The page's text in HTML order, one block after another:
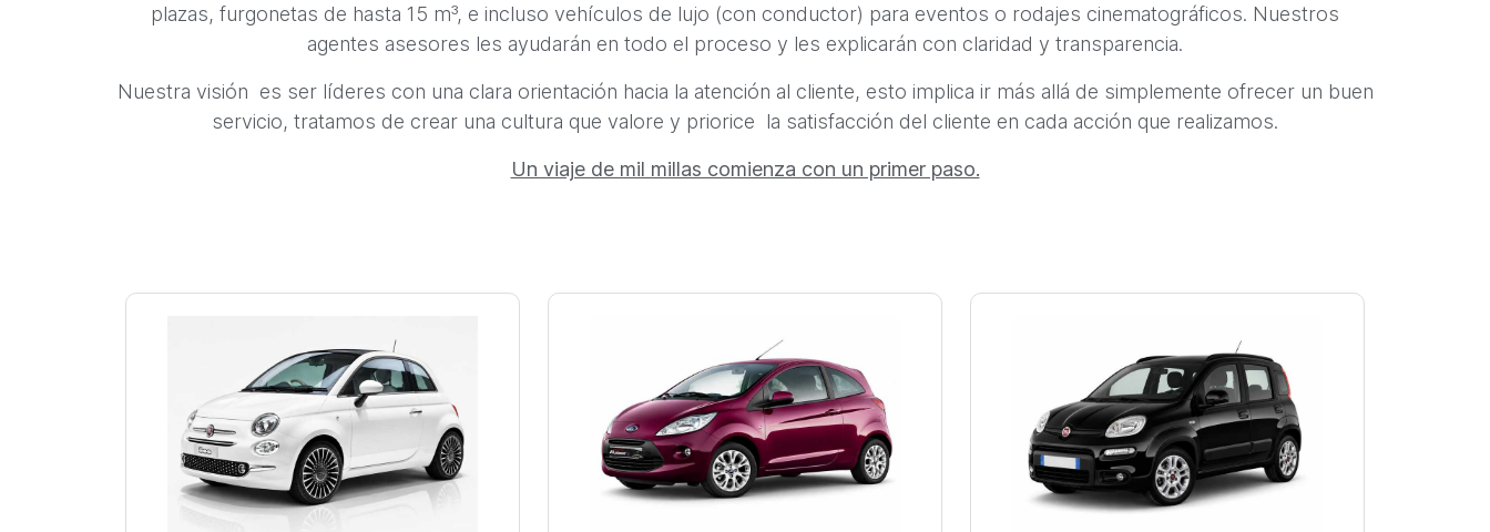
plazas, furgonetas de hasta 15 m³, e incluso vehículos de lujo (con conductor) para eventos o rodajes cinematográficos. Nuestros
agentes asesores les ayudarán en todo el proceso y les explicarán con claridad y transparencia.
Nuestra visión es ser líderes con una clara orientación hacia la atención al cliente, esto implica ir más allá de simplemente ofrecer un buen
servicio, tratamos de crear una cultura que valore y priorice la satisfacción del cliente en cada acción que realizamos.
Un viaje de mil millas comienza con un primer paso.